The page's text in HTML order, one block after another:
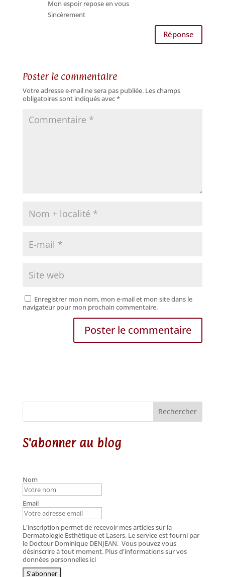
Mon espoir repose en vous
Sincèrement
Réponse
Poster le commentaire
Votre adresse e-mail ne sera pas publiée. Les champs
obligatoires sont indiqués avec*
Enregistrer mon nom, mon e-mail et mon site dans le
navigateur pour mon prochain commentaire.
Rechercher
S'abonner au blog
Nom
Email
L'inscription permet de recevoir mes articles sur la
Dermatologie Esthétique et Lasers. Le service est fourni par
le Docteur Dominique DENJEAN. Vous pouvez vous
désinscrire à tout moment. Plus d'informations sur vos
données personnelles ici